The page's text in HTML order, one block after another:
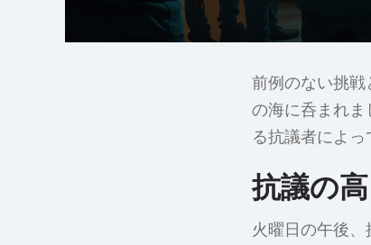
前例のない挑
の海に呑まれ
る抗議者によっ
抗議の
火曜日の午後